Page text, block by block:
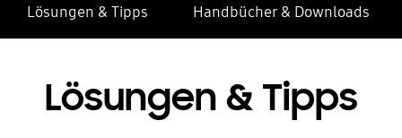
Lösungen & Tipps Handbücher & Downloads
Lösungen & Tipps